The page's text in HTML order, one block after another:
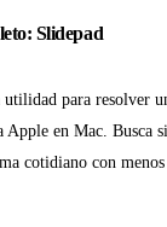
Slidepad
utilidad para resolver
Apple en Mac. Busca
cotidiano con